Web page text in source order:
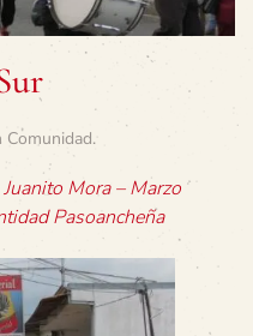
Comunidad.
Mora – Marzo
Pasoancheña